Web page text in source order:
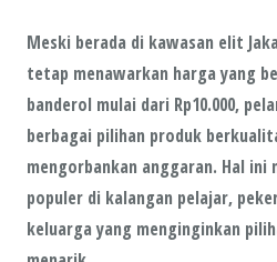
Meski berada di kawasan elit
tetap menawarkan harga yang
banderol mulai dari Rp10.000,
berbagai pilihan produk
mengorbankan anggaran. Hal ini
populer di kalangan pelajar,
keluarga yang menginginkan